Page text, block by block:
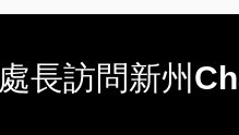
長訪問新州